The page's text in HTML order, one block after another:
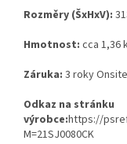
Rozměry (ŠxHxV):
Hmotnost: cca 1,36
Záruka: 3 roky Onsite
Odkaz na stránku
výrobce:https://
M=21SJ0080CK